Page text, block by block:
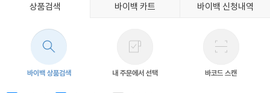
상품검색 바이백 카트 바이백 신청내역
바이백 상품검색 내 주문에서 선택 바코드 스캔